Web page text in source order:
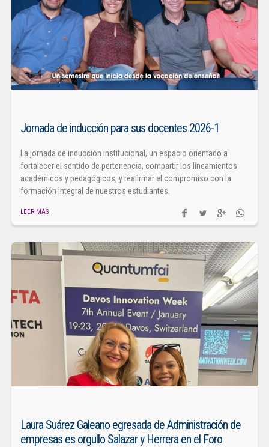
Jornada de inducción para sus docentes 2026-1
La jornada de inducción institucional, un espacio orientado a
fortalecer el sentido de pertenencia, compartir los lineamientos
académicos y pedagógicos, y reafirmar el compromiso con la
formación integral de nuestros estudiantes.
LEER MÁS
Laura Suárez Galeano egresada de Administración de
empresas es orgullo Salazar y Herrera en el Foro